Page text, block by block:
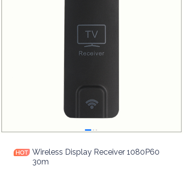
Wireless Display Receiver 1080P60
30m